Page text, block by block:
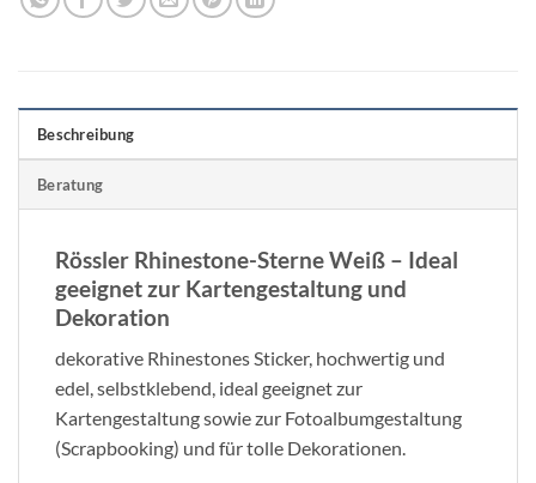
Beschreibung
Beratung
Rössler Rhinestone-Sterne Weiß – Ideal
geeignet zur Kartengestaltung und
Dekoration
dekorative Rhinestones Sticker, hochwertig und
edel, selbstklebend, ideal geeignet zur
Kartengestaltung sowie zur Fotoalbumgestaltung
(Scrapbooking) und für tolle Dekorationen.